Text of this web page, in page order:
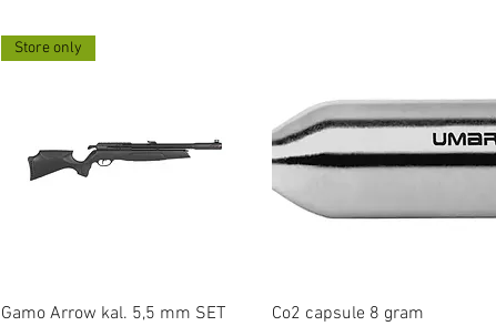
Snel overzicht
Store only
Gamo Arrow kal. 5,5 mm SET
Snel overzicht
Co2 capsule 8 gram